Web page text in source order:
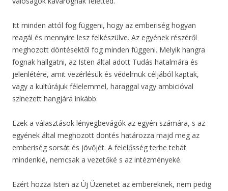
Itt minden attól fog függeni, hogy az emberiség hogyan
reagál és mennyire lesz felkészülve. Az egyének részéről
meghozott döntésektől fog minden függeni. Melyik hangra
fognak hallgatni, az Isten által adott Tudás hatalmára és
jelenlétére, amit vezérlésük és védelmük céljából kaptak,
vagy a kultúrájuk félelemmel, haraggal vagy ambicióval
színezett hangjára inkább.
Ezek a választások lényegbevágók az egyén számára, s az
egyének által meghozott döntés határozza majd meg az
emberiség sorsát és jövőjét. A felelősség terhe tehát
mindenkié, nemcsak a vezetőké s az intézményeké.
Ezért hozza Isten az Új Üzenetet az embereknek, nem pedig